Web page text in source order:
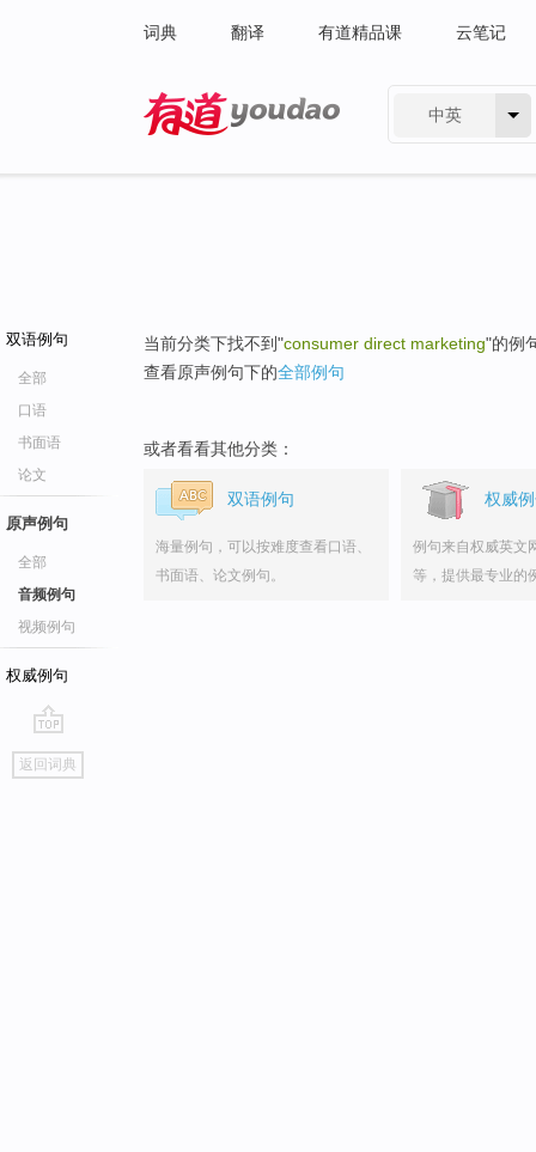
词典 翻译 有道精品课 云笔记
中英
双语例句
全部
口语
书面语
论文
原声例句
全部
音频例句
视频例句
权威例句
go
top
返回词典
当前分类下找不到"consumer direct marketing"的例
查看原声例句下的全部例句
或者看看其他分类：
双语例句
海量例句，可以按难度查看口语、
书面语、论文例句。
权威
例句来自权威英文
等，提供最专业的